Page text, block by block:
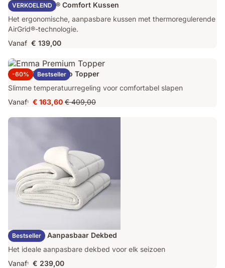
VERKOELEND
Emma AirGrid® Comfort Kussen
Het ergonomische, aanpasbare kussen met thermoregulerende
AirGrid®-technologie.
Vanaf € 139,00
-60% Bestseller
Emma Original Pro Topper
Slimme temperatuurregeling voor comfortabel slapen
Vanaf1
Prijs
€ 163,60
€ 163,60 Oorspronkelijke
prijs
€ 409,00
Bestseller
Emma Duo Aanpasbaar Dekbed
Het ideale aanpasbare dekbed voor elk seizoen
Vanaf1 € 239,00